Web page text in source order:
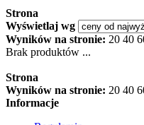
Strona
Wyświetlaj wg
Wyników na stronie: 20 40
Brak produktów ...
Strona
Wyników na stronie: 20 40
Informacje